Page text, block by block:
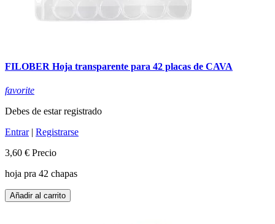
FILOBER Hoja transparente para 42 placas de CAVA
favorite
Debes de estar registrado
Entrar| Registrarse
3,60 € Precio
hoja pra 42 chapas
Añadir al carrito